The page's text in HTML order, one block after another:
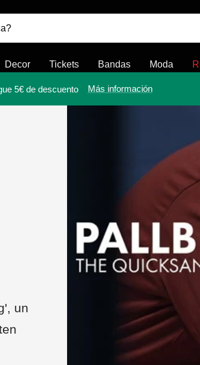
Decor Tickets Bandas Moda
5€ de descuento Más información
un